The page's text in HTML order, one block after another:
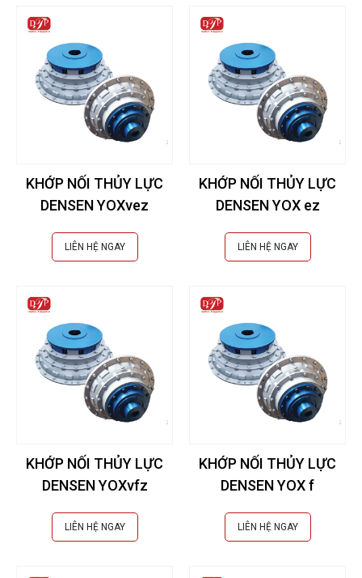
KHỚP NỐI THỦY LỰC
DENSEN YOXvez
LIÊN HỆ NGAY
KHỚP NỐI THỦY LỰC
DENSEN YOX ez
LIÊN HỆ NGAY
KHỚP NỐI THỦY LỰC
DENSEN YOXvfz
LIÊN HỆ NGAY
KHỚP NỐI THỦY LỰC
DENSEN YOX f
LIÊN HỆ NGAY